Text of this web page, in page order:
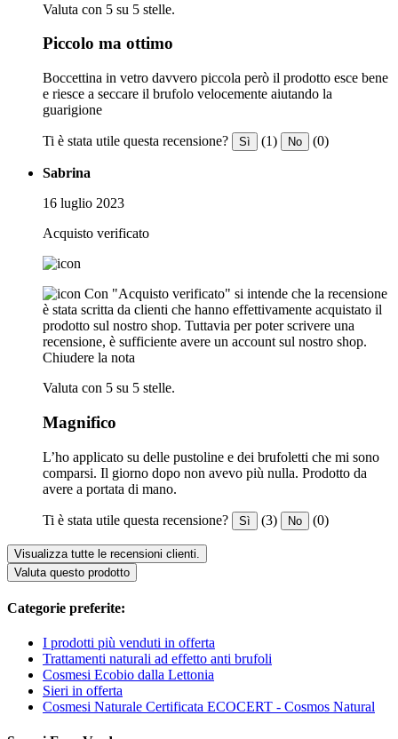
Valuta con 5 su 5 stelle.
Piccolo ma ottimo
Boccettina in vetro davvero piccola però il prodotto esce bene
e riesce a seccare il brufolo velocemente aiutando la
guarigione
Ti è stata utile questa recensione? Sì (1) No (0)
Sabrina
16 luglio 2023
Acquisto verificato
Con "Acquisto verificato" si intende che la recensione
è stata scritta da clienti che hanno effettivamente acquistato il
prodotto sul nostro shop. Tuttavia per poter scrivere una
recensione, è sufficiente avere un account sul nostro shop.
Chiudere la nota
Valuta con 5 su 5 stelle.
Magnifico
L’ho applicato su delle pustoline e dei brufoletti che mi sono
comparsi. Il giorno dopo non avevo più nulla. Prodotto da
avere a portata di mano.
Ti è stata utile questa recensione? Sì (3) No (0)
Visualizza tutte le recensioni clienti.
Valuta questo prodotto
Categorie preferite:
I prodotti più venduti in offerta
Trattamenti naturali ad effetto anti brufoli
Cosmesi Ecobio dalla Lettonia
Sieri in offerta
Cosmesi Naturale Certificata ECOCERT - Cosmos Natural